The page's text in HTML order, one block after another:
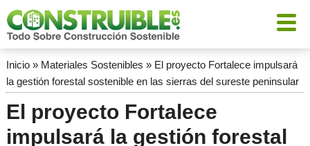
Inicio» Materiales Sostenibles » El proyecto Fortalece impulsará
la gestión forestal sostenible en las sierras del sureste peninsular
El proyecto Fortalece
impulsará la gestión forestal